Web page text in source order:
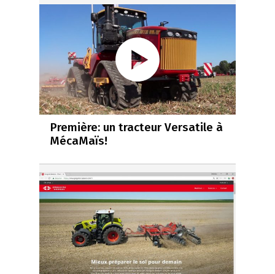
Première: un tracteur Versatile à
MécaMaïs!